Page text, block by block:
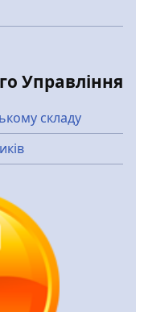
Управління
складу